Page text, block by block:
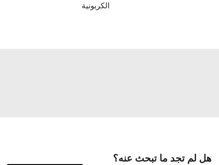
الكربونية
هل لم تجد ما تبحث عنه؟